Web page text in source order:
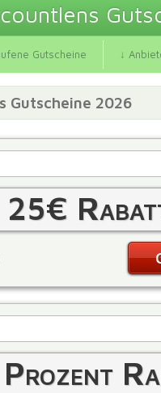
Gutscheine ↓
Gutscheine 2026
25€